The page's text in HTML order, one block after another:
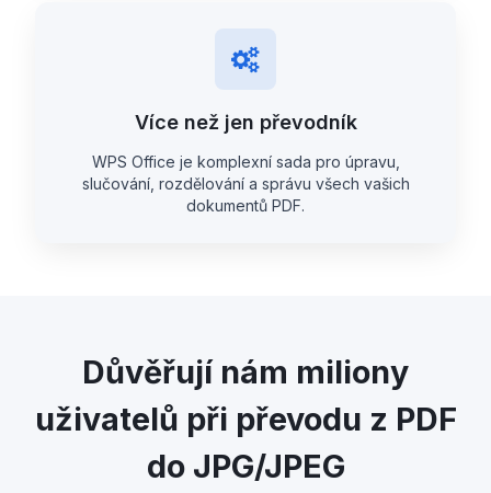
Více než jen převodník
WPS Office je komplexní sada pro úpravu,
slučování, rozdělování a správu všech vašich
dokumentů PDF.
Důvěřují nám miliony
uživatelů při převodu z PDF
do JPG/JPEG